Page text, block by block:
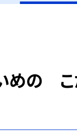
めの